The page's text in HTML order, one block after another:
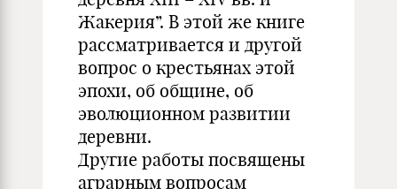
Жакерия”. В этой же книге
рассматривается и другой
вопрос о крестьянах этой
эпохи, об общине, об
эволюционном развитии
деревни.
Другие работы посвящены
аграрным вопросам